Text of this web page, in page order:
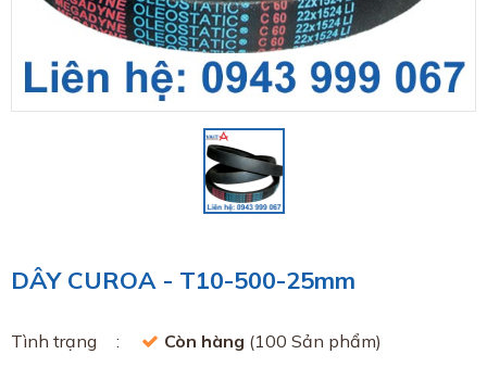
DÂY CUROA - T10-500-25mm
Tình trạng Còn hàng (100 Sản phẩm)